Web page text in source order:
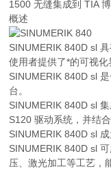
1500 无缝集成到 TIA
概述
SINUMERIK 840D sl
使用者提供了*的可视化
SINUMERIK 840D sl
台。
SINUMERIK 840D sl
S120 驱动系统，并结
SINUMERIK 840D sl
SINUMERIK 840D sl
压、激光加工等工艺，